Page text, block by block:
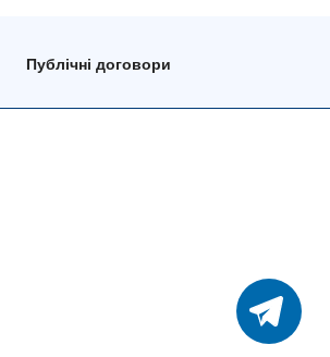
Публічні договори